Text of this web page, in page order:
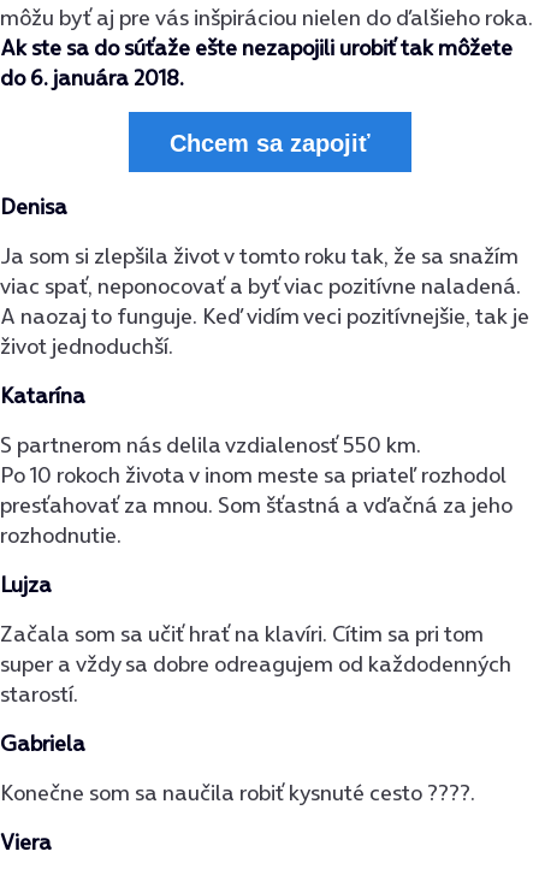
môžu byť aj pre vás inšpiráciou nielen do ďalšieho roka.
Ak ste sa do súťaže ešte nezapojili urobiť tak môžete
do 6. januára 2018.
Chcem sa zapojiť
Denisa
Ja som si zlepšila život v tomto roku tak, že sa snažím
viac spať, neponocovať a byť viac pozitívne naladená.
A naozaj to funguje. Keď vidím veci pozitívnejšie, tak je
život jednoduchší.
Katarína
S partnerom nás delila vzdialenosť 550 km.
Po 10 rokoch života v inom meste sa priateľ rozhodol
presťahovať za mnou. Som šťastná a vďačná za jeho
rozhodnutie.
Lujza
Začala som sa učiť hrať na klavíri. Cítim sa pri tom
super a vždy sa dobre odreagujem od každodenných
starostí.
Gabriela
Konečne som sa naučila robiť kysnuté cesto ????.
Viera